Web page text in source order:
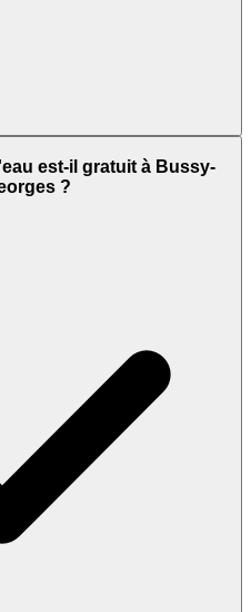
est-il gratuit à Bussy-
?